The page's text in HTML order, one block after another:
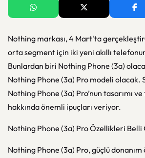
Nothing markası, 4 Mart'ta
orta segment için iki yeni akıllı
Bunlardan biri Nothing Phone (3a)
Nothing Phone (3a) Pro modeli olacak.
Nothing Phone (3a) Pro’nun tasarımı
hakkında önemli ipuçları veriyor.
Nothing Phone (3a) Pro Özellikleri Belli
Nothing Phone (3a) Pro, güçlü